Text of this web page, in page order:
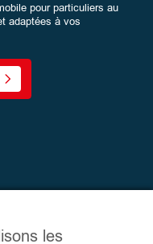
pour particuliers au
adaptées à vos
les